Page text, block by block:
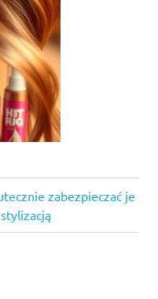
zabezpieczać je